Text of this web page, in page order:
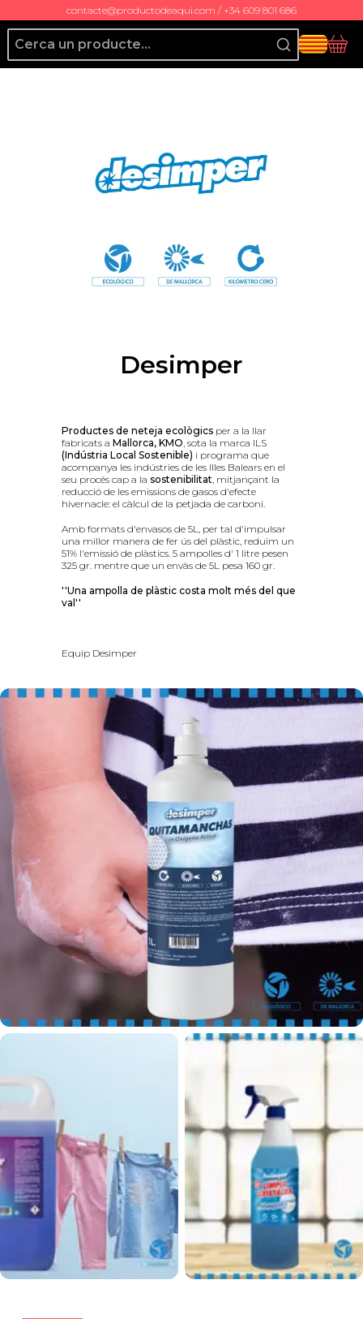
contacte@productodeaqui.com / +34 609 801 686
Producto de Aquí
Desimper
Productes de neteja ecològics per a la llar
fabricats aMallorca, KMO, sota la marca ILS
(Indústria Local Sostenible) i programa que
acompanya les indústries de les Illes Balears en el
seu procés cap a lasostenibilitat, mitjançant la
reducció de les emissions de gasos d'efecte
hivernacle: el càlcul de la petjada de carboni.
Amb formats d'envasos de 5L, per tal d'impulsar
una millor manera de fer ús del plàstic, reduïm un
51% l'emissió de plàstics. 5 ampolles d' 1 litre pesen
325 gr. mentre que un envàs de 5L pesa 160 gr.
''Una ampolla de plàstic costa molt més del que
val''
Equip Desimper